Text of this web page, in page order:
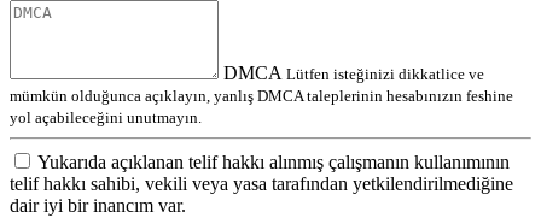
DMCA Lütfen isteğinizi dikkatlice ve
mümkün olduğunca açıklayın, yanlış DMCA taleplerinin hesabınızın feshine
yol açabileceğini unutmayın.
Yukarıda açıklanan telif hakkı alınmış çalışmanın kullanımının
telif hakkı sahibi, vekili veya yasa tarafından yetkilendirilmediğine
dair iyi bir inancım var.